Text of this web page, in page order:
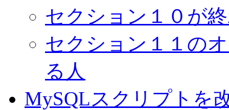
セクション１０が
セクション１１の
る人
MySQLスクリプトを